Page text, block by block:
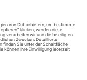
Animationen stoppen